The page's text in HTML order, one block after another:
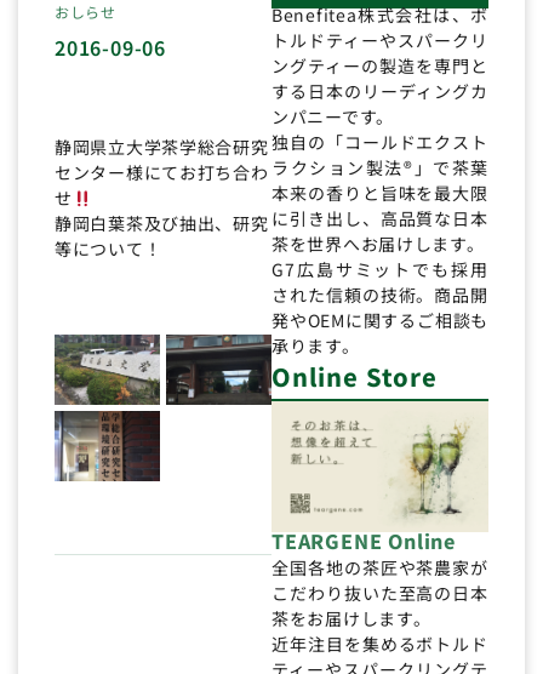
おしらせ
2016-09-06
静岡県立大学茶学総合研究
センター様にてお打ち合わ
せ
静岡白葉茶及び抽出、研究
等について！
Benefitea株式会社は、ボ
トルドティーやスパークリ
ングティーの製造を専門と
する日本のリーディングカ
ンパニーです。
独自の「コールドエクスト
ラクション製法®」で茶葉
本来の香りと旨味を最大限
に引き出し、高品質な日本
茶を世界へお届けします。
G7広島サミットでも採用
された信頼の技術。商品開
発やOEMに関するご相談も
承ります。
Online Store
TEARGENE Online
全国各地の茶匠や茶農家が
こだわり抜いた至高の日本
茶をお届けします。
近年注目を集めるボトルド